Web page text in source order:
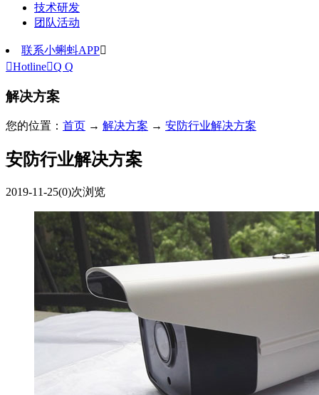
技术研发
团队活动
联系小蝌蚪APP
HotlineQ Q
解决方案
您的位置： 首页 → 解决方案 → 安防行业解决方案
安防行业解决方案
2019-11-25(0)次浏览